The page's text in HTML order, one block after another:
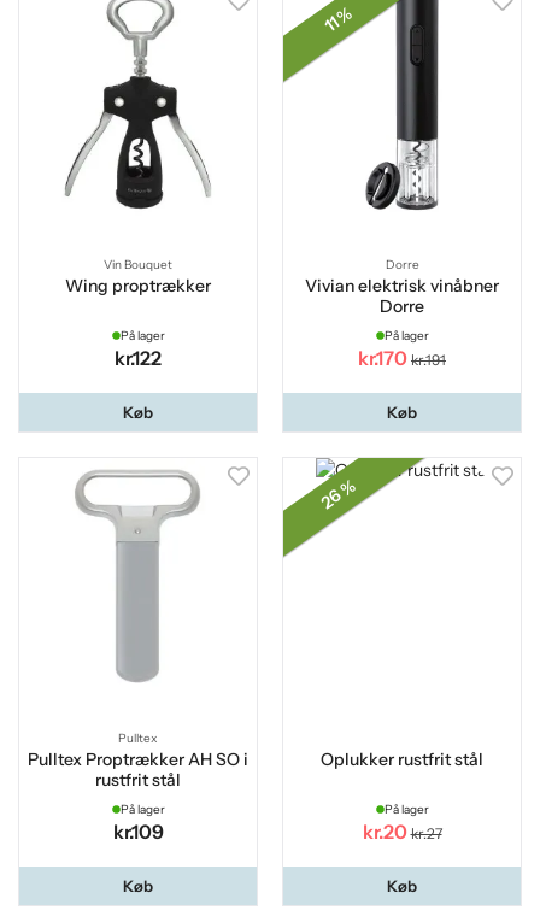
Vin Bouquet
Wing proptrækker
På lager
kr.122
Køb
11 %
Dorre
Vivian elektrisk vinåbner
Dorre
På lager
kr.170 kr.191
Køb
Pulltex
Pulltex Proptrækker AH SO i
rustfrit stål
På lager
kr.109
Køb
26 %
Oplukker rustfrit stål
På lager
kr.20 kr.27
Køb